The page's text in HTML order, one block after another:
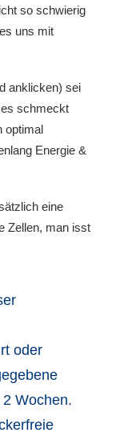
so schwierig
uns mit
anklicken) sei
schmeckt
optimal
Energie &
eine
Zellen, man isst
oder
Wochen.